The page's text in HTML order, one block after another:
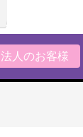
法人のお客様